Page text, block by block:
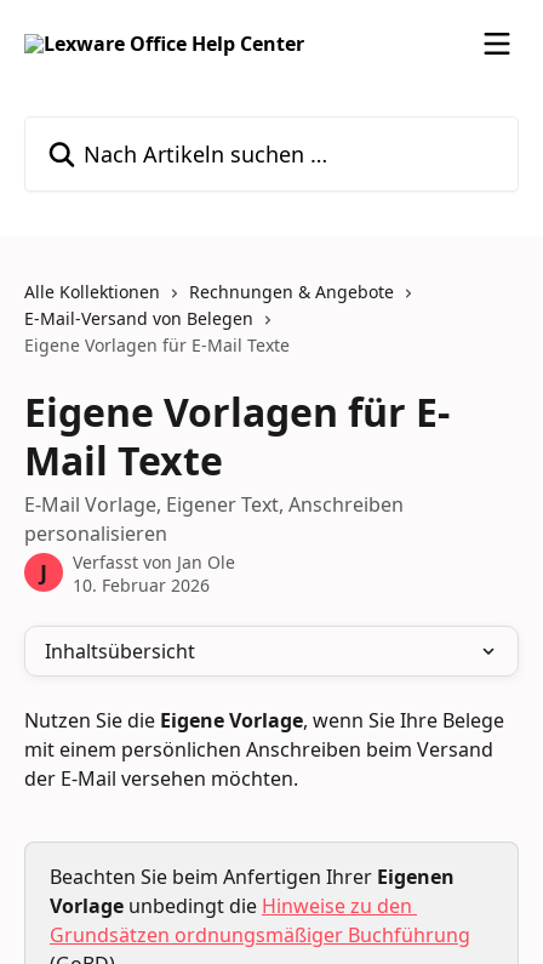
Alle Kollektionen
Rechnungen & Angebote
E-Mail-Versand von Belegen
Eigene Vorlagen für E-Mail Texte
Eigene Vorlagen für E-
Mail Texte
E-Mail Vorlage, Eigener Text, Anschreiben
personalisieren
J Verfasst von Jan Ole
10. Februar 2026
Inhaltsübersicht
Nutzen Sie die Eigene Vorlage, wenn Sie Ihre Belege
mit einem persönlichen Anschreiben beim Versand
der E-Mail versehen möchten.
Beachten Sie beim Anfertigen Ihrer Eigenen
Vorlage unbedingt die Hinweise zu den
Grundsätzen ordnungsmäßiger Buchführung